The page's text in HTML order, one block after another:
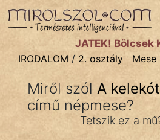
IRODALOMtémák:
Dráma
Költemény
JÁTÉK! Bölcsek
IRODALOM / 2. osztály Mese
Miről szól A
című népmese?
Tetszik ez a